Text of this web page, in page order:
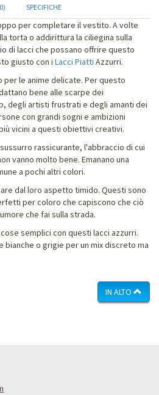
SPECIFICHE
per completare il vestito. A volte
torta o addirittura la ciliegina sulla
di lacci che possano offrire questo
giusto con i Lacci Piatti Azzurri.
per le anime delicate. Per questo
bene alle scarpe dei
degli artisti frustrati e degli amanti dei
con grandi sogni e ambizioni
vicini a questi obiettivi creativi.
rassicurante, l'abbraccio di cui
vanno molto bene. Emanano una
a pochi altri colori.
dal loro aspetto timido. Questi sono
per coloro che capiscono che ciò
che fai sulla strada.
semplici con questi lacci azzurri.
bianche o grigie per un mix discreto ma
IN ALTO